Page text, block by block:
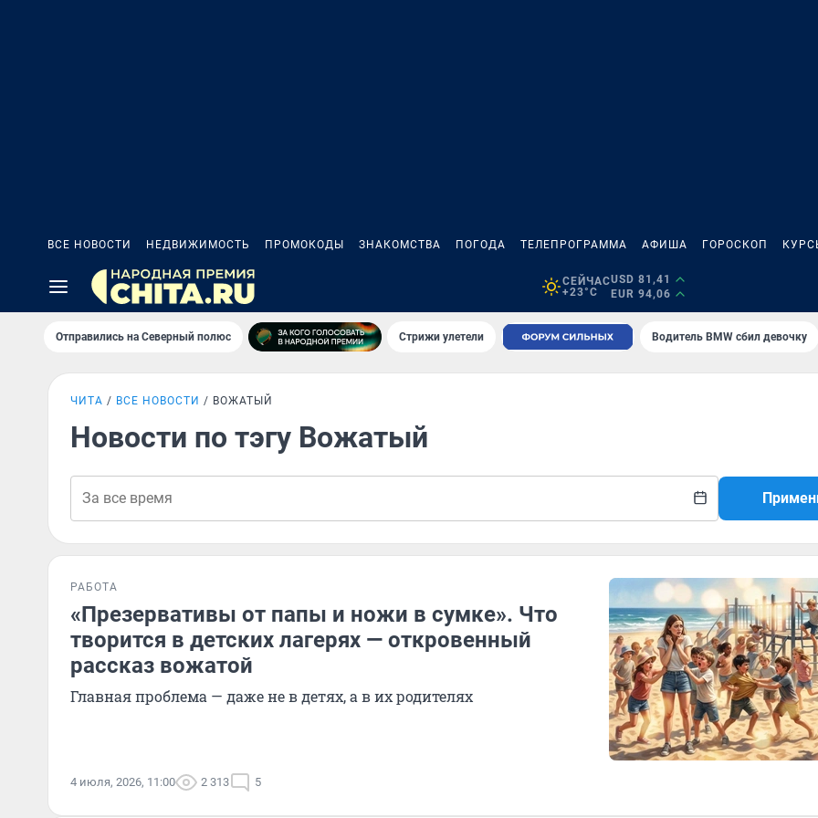
ВСЕ НОВОСТИ НЕДВИЖИМОСТЬ ПРОМОКОДЫ ЗНАКОМСТВА ПОГОДА ТЕЛЕПРОГРАММА АФИША ГОРОСКОП
СЕЙЧАС
+23°C
USD 81,41
EUR 94,06
Отправились на Северный полюс Стрижи улетели Водитель BMW сбил девочку
ЧИТА ВСЕ НОВОСТИ ВОЖАТЫЙ
Новости по тэгу Вожатый
РАБОТА
«Презервативы от папы и ножи в сумке». Что
творится в детских лагерях — откровенный
рассказ вожатой
Главная проблема — даже не в детях, а в их родителях
4 июля, 2026, 11:00 2 313 5